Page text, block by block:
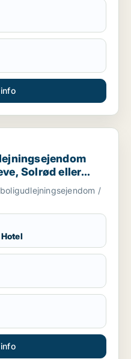
eller hotel til salg i
Solrød eller
/